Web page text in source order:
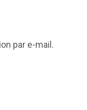
par e-mail.